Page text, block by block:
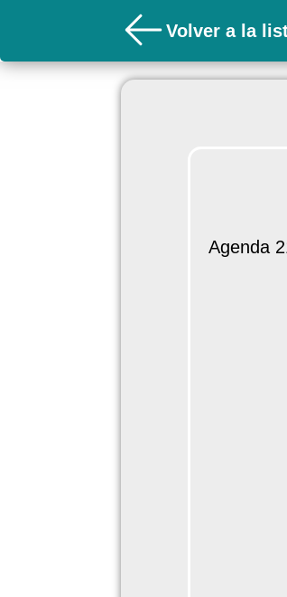
Volver a la
Agenda